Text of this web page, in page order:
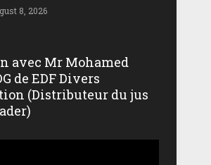
8, 2026
avec Mr Mohamed
de EDF Divers
(Distributeur du jus